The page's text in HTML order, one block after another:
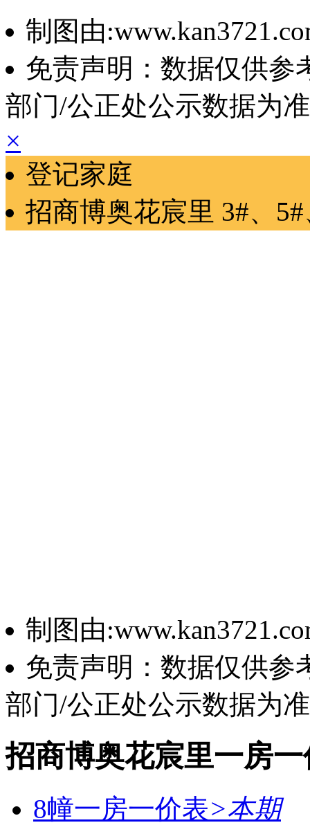
制图由
免责声明：数据仅供参
部门/公正处公示数据为
×
登记家庭
招商博奥花宸里 3#、
制图由
免责声明：数据仅供参
部门/公正处公示数据为
招商博奥花宸里一房一
8幢一房一价表>本期